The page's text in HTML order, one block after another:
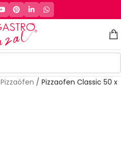
Pizzaöfen / Pizzaofen Classic 50 x